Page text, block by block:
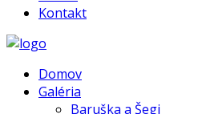
Kontakt
Domov
Galéria
Baruška a Šegi